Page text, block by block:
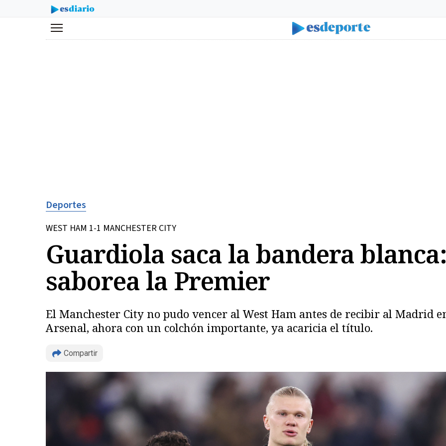
Menú
Deportes
WEST HAM 1-1 MANCHESTER CITY
Guardiola saca la bandera
saborea la Premier
El Manchester City no pudo vencer al West Ham antes de recibir al Madrid
Arsenal, ahora con un colchón importante, ya acaricia el título.
Compartir
Copiar